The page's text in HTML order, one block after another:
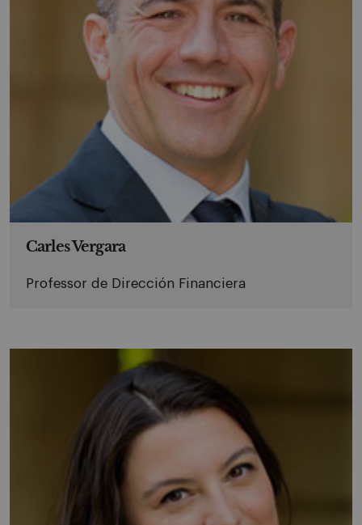
Carles Vergara
Professor de Dirección Financiera